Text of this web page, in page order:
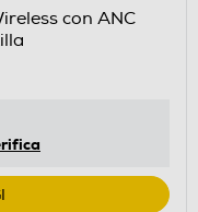
con ANC